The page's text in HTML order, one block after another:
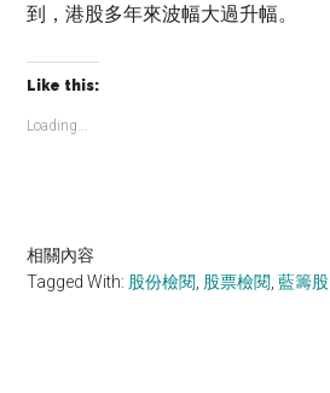
到，港股多年來波幅大過升幅。
Like this:
Loading...
相關內容
Tagged With: 股份檢閱 股票檢閱 ,藍籌股